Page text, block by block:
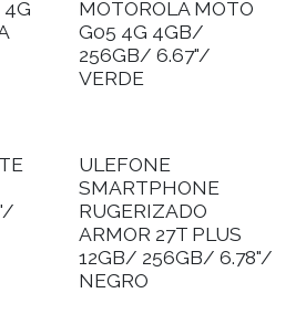
MOTOROLA MOTO
G05 4G 4GB/
256GB/ 6.67"/
VERDE
ULEFONE
SMARTPHONE
RUGERIZADO
ARMOR 27T PLUS
12GB/ 256GB/ 6.78"/
NEGRO